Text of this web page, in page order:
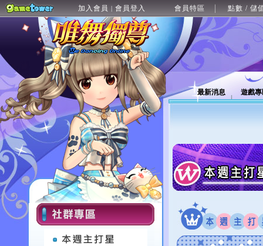
加入會員 | 會員登入 會員特區 點數 / 儲
最新消息 遊戲